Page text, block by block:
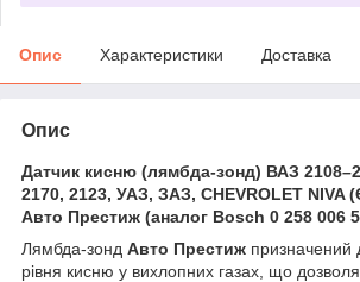
Опис Характеристики Доставка
Опис
Датчик кисню (лямбда-зонд) ВАЗ
2170, 2123, УАЗ, ЗАЗ, CHEVROLET
Авто Престиж (аналог Bosch 0 258 006
Лямбда-зонд Авто Престиж призначений
рівня кисню у вихлопних газах, що